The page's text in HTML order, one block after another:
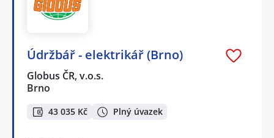
Údržbář - elektrikář (Brno)
Globus ČR, v.o.s.
Brno
43 035 Kč Plný úvazek